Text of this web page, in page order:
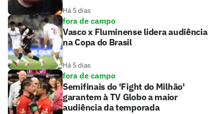
Há 5 dias
fora de campo
Vasco x Fluminense lidera audiência
na Copa do Brasil
Há 5 dias
fora de campo
Semifinais do 'Fight do Milhão'
garantem à TV Globo a maior
audiência da temporada